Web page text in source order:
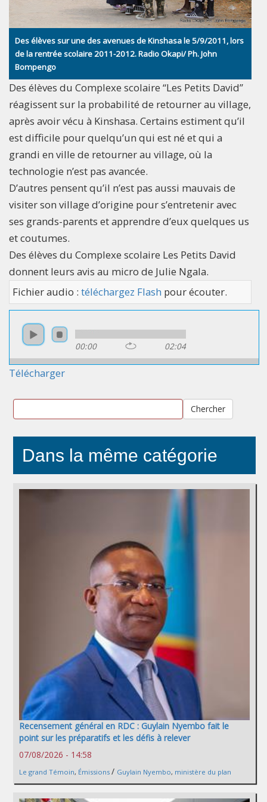
Des élèves sur une des avenues de Kinshasa le 5/9/2011, lors
de la rentrée scolaire 2011-2012. Radio Okapi/ Ph. John
Bompengo
Des élèves du Complexe scolaire “Les Petits David”
réagissent sur la probabilité de retourner au village,
après avoir vécu à Kinshasa. Certains estiment qu’il
est difficile pour quelqu’un qui est né et qui a
grandi en ville de retourner au village, où la
technologie n’est pas avancée.
D’autres pensent qu’il n’est pas aussi mauvais de
visiter son village d’origine pour s’entretenir avec
ses grands-parents et apprendre d’eux quelques us
et coutumes.
Des élèves du Complexe scolaire Les Petits David
donnent leurs avis au micro de Julie Ngala.​
Fichier audio : téléchargez Flash pour écouter.
00:00 02:04
Télécharger
Chercher
Dans la même catégorie
Recensement général en RDC : Guylain Nyembo fait le
point sur les préparatifs et les défis à relever
07/08/2026 - 14:58
Le grand Témoin, Émissions / Guylain Nyembo, ministère du plan